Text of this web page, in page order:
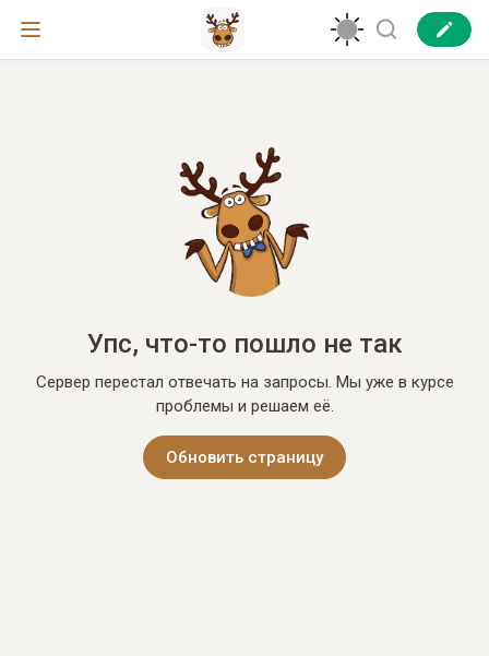
Упс, что-то пошло не так
Сервер перестал отвечать на запросы. Мы уже в курсе
проблемы и решаем её.
Обновить страницу